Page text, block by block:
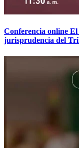
Conferencia online
jurisprudencia del